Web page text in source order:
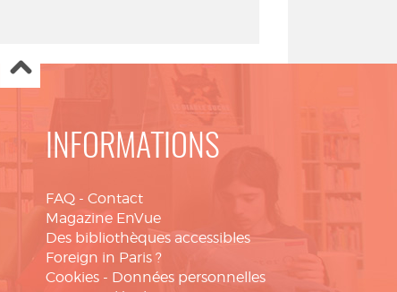
INFORMATIONS
FAQ - Contact
Magazine EnVue
Des bibliothèques accessibles
Foreign in Paris ?
Cookies - Données personnelles